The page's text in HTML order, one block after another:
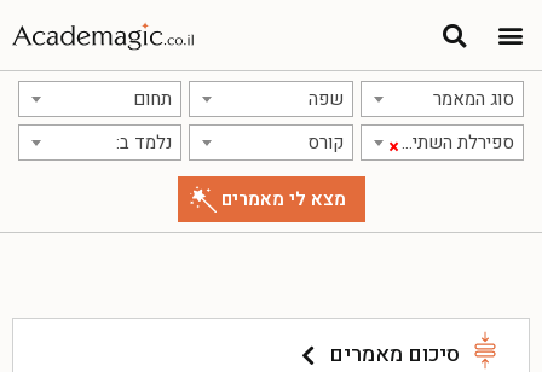
סוג המאמר שפה תחום
×ספירלת השתיקה קורס נלמד ב:
סיכום מאמרים